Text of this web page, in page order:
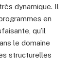
dynamique. Il
en
qu’il
le domaine
structurelles